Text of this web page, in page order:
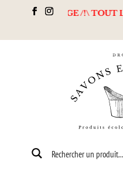
DESTOCKAGE /!\ TOUT